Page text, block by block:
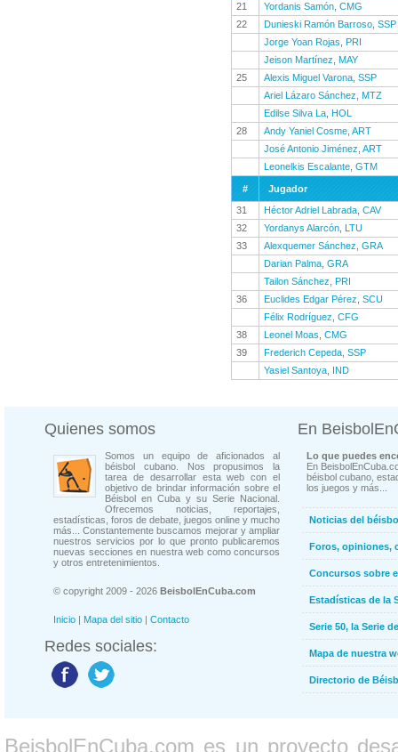
21
Yordanis Samón CMG
22
Dunieski Ramón Barroso SSP
Jorge Yoan Rojas
PRI
Jeison Martínez
MAY
25
Alexis Miguel Varona SSP
Ariel Lázaro Sánchez
MTZ
Edilse Silva La HOL
28
Andy Yaniel Cosme ART
José Antonio Jiménez ART
Leonelkis Escalante GTM
#
Jugador
31
Héctor Adriel Labrada CAV
32
Yordanys Alarcón LTU
33
Alexquemer Sánchez GRA
Darian Palma GRA
Tailon Sánchez
PRI
36
Euclides Edgar Pérez SCU
Félix Rodríguez CFG
38
Leonel Moas CMG
39
Frederich Cepeda SSP
Yasiel Santoya IND
Quienes somos
Somos un equipo de aficionados al
béisbol cubano. Nos propusimos la
tarea de desarrollar esta web con el
objetivo de brindar información sobre el
Béisbol en Cuba y su Serie Nacional.
Ofrecemos noticias, reportajes,
estadísticas, foros de debate, juegos online y mucho
más... Constantemente buscamos mejorar y ampliar
nuestros servicios por lo que pronto publicaremos
nuevas secciones en nuestra web como concursos
y otros entretenimientos.
© copyright 2009 - 2026 BeisbolEnCuba.com
Inicio | Mapa del sitio | Contacto
Redes sociales:
En
Lo que puedes
En
béisbol cubano,
los juegos y más...
Noticias del
Foros, opiniones,
Concursos sobre
Estadísticas de la
Serie 50, la Serie
Mapa de nuestra
Directorio de
BeisbolEnCuba.com es un proyecto